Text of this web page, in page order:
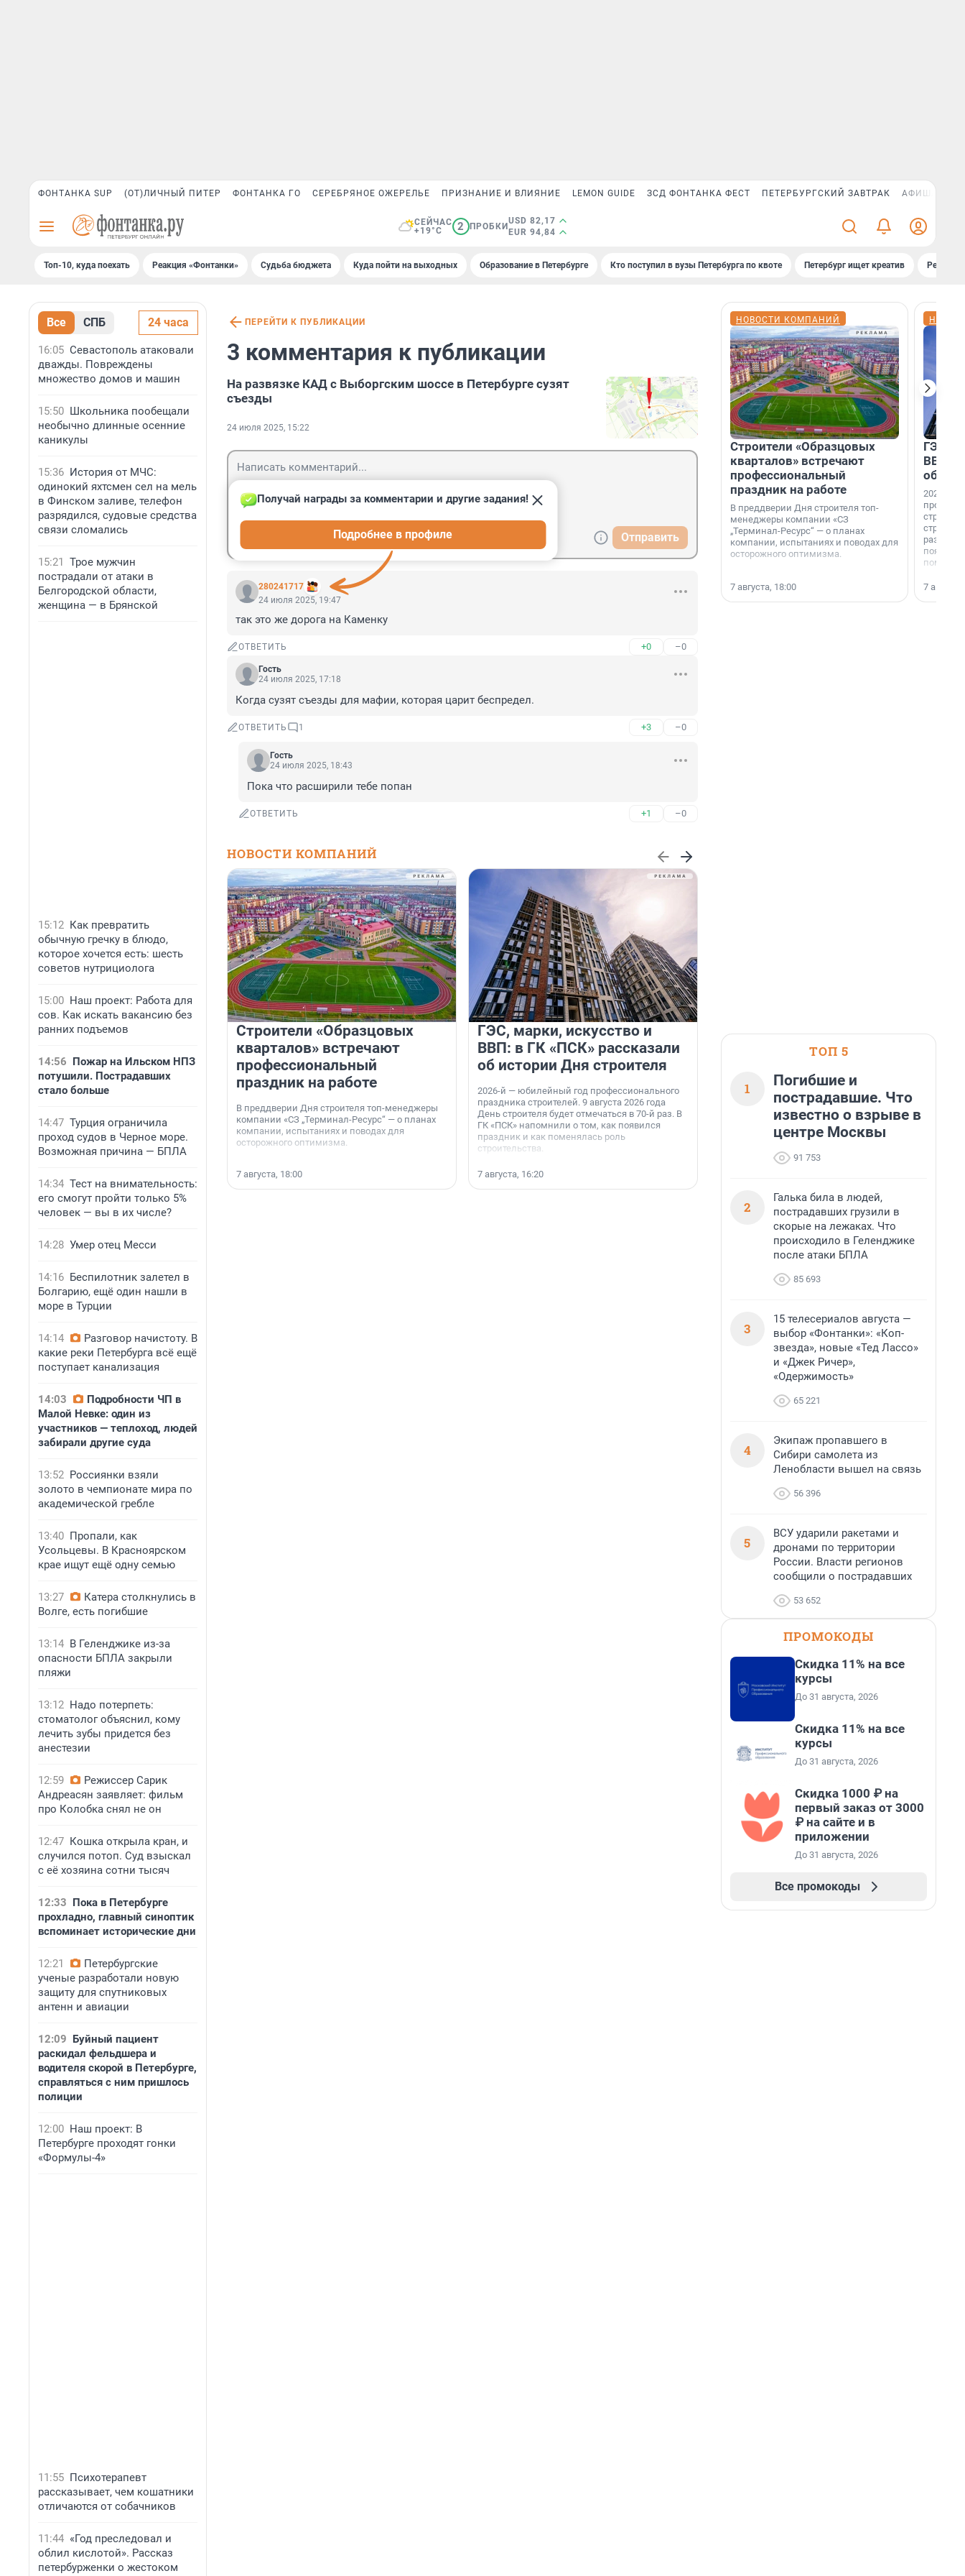
ФОНТАНКА SUP (ОТ)ЛИЧНЫЙ ПИТЕР ФОНТАНКА ГО СЕРЕБРЯНОЕ ОЖЕРЕЛЬЕ ПРИЗНАНИЕ И ВЛИЯНИЕ LEMON GUIDE ЗСД ФОНТАНКА ФЕСТ ПЕТЕРБУРГСКИЙ ЗАВТРАК АФИША PLUS
СЕЙЧАС
+19°C
2 ПРОБКИ
USD 82,17
EUR 94,84
Топ-10, куда поехать Реакция «Фонтанки» Судьба бюджета Куда пойти на выходных Образование в Петербурге Кто поступил в вузы Петербурга по квоте Петербург ищет креатив
Все СПБ 24 часа
16:05 Севастополь атаковали
дважды. Повреждены
множество домов и машин
15:50 Школьника пообещали
необычно длинные осенние
каникулы
15:36 История от МЧС:
одинокий яхтсмен сел на мель
в Финском заливе, телефон
разрядился, судовые средства
связи сломались
15:21 Трое мужчин
пострадали от атаки в
Белгородской области,
женщина — в Брянской
15:12 Как превратить
обычную гречку в блюдо,
которое хочется есть: шесть
советов нутрициолога
15:00 Наш проект: Работа для
сов. Как искать вакансию без
ранних подъемов
14:56 Пожар на Ильском НПЗ
потушили. Пострадавших
стало больше
14:47 Турция ограничила
проход судов в Черное море.
Возможная причина — БПЛА
14:34 Тест на внимательность:
его смогут пройти только 5%
человек — вы в их числе?
14:28 Умер отец Месси
14:16 Беспилотник залетел в
Болгарию, ещё один нашли в
море в Турции
14:14
Разговор начистоту. В
какие реки Петербурга всё ещё
поступает канализация
14:03
Подробности ЧП в
Малой Невке: один из
участников — теплоход, людей
забирали другие суда
13:52 Россиянки взяли
золото в чемпионате мира по
академической гребле
13:40 Пропали, как
Усольцевы. В Красноярском
крае ищут ещё одну семью
13:27
Катера столкнулись в
Волге, есть погибшие
13:14 В Геленджике из-за
опасности БПЛА закрыли
пляжи
13:12 Надо потерпеть:
стоматолог объяснил, кому
лечить зубы придется без
анестезии
12:59
Режиссер Сарик
Андреасян заявляет: фильм
про Колобка снял не он
12:47 Кошка открыла кран, и
случился потоп. Суд взыскал
с её хозяина сотни тысяч
12:33 Пока в Петербурге
прохладно, главный синоптик
вспоминает исторические дни
12:21
Петербургские
ученые разработали новую
защиту для спутниковых
антенн и авиации
12:09 Буйный пациент
раскидал фельдшера и
водителя скорой в Петербурге,
справляться с ним пришлось
полиции
12:00 Наш проект: В
Петербурге проходят гонки
«Формулы-4»
11:55 Психотерапевт
рассказывает, чем кошатники
отличаются от собачников
11:44 «Год преследовал и
облил кислотой». Рассказ
петербурженки о жестоком
ПЕРЕЙТИ К ПУБЛИКАЦИИ
3 комментария к публикации
На развязке КАД с Выборгским шоссе в Петербурге сузят
съезды
24 июля 2025, 15:22
Отправить
280241717
Получай награды за комментарии и другие задания!
Подробнее в профиле
24 июля 2025, 19:47
так это же дорога на Каменку
ОТВЕТИТЬ +0 –0
Гость
24 июля 2025, 17:18
Когда сузят съезды для мафии, которая царит беспредел.
ОТВЕТИТЬ 1 +3 –0
Гость
24 июля 2025, 18:43
Пока что расширили тебе попан
ОТВЕТИТЬ +1 –0
НОВОСТИ КОМПАНИЙ
Строители «Образцовых
кварталов» встречают
профессиональный
праздник на работе
В преддверии Дня строителя топ-менеджеры
компании «СЗ „Терминал-Ресурс“ — о планах
компании, испытаниях и поводах для
осторожного оптимизма.
7 августа, 18:00
ГЭС, марки, искусство и
ВВП: в ГК «ПСК» рассказали
об истории Дня строителя
2026-й — юбилейный год профессионального
праздника строителей. 9 августа 2026 года
День строителя будет отмечаться в 70-й раз. В
ГК «ПСК» напомнили о том, как появился
праздник и как поменялась роль
строительства.
7 августа, 16:20
На водоёмах Ленобласти
заработали новые базовые
Инженеры МегаФона установили телеком-
оборудование на популярных водоёмах
Ленинградской области. Базовые станции
вблизи Лемболовского и Раздолинского озёр,
а также недалеко от Большого Тосненского
НОВОСТИ КОМПАНИЙ
Строители «Образцовых
кварталов» встречают
профессиональный
праздник на работе
В преддверии Дня строителя топ-
менеджеры компании «СЗ
„Терминал-Ресурс“ — о планах
компании, испытаниях и поводах для
осторожного оптимизма.
7 августа, 18:00
ГЭС,
ВВП: в
об
2026-й —
раз. В
7
ТОП 5
1
Погибшие и
пострадавшие. Что
известно о взрыве в
центре Москвы
91 753
2
Галька била в людей,
пострадавших грузили в
скорые на лежаках. Что
происходило в Геленджике
после атаки БПЛА
85 693
3
15 телесериалов августа —
выбор «Фонтанки»: «Коп-
звезда», новые «Тед Лассо»
и «Джек Ричер»,
«Одержимость»
65 221
4
Экипаж пропавшего в
Сибири самолета из
Ленобласти вышел на связь
56 396
5
ВСУ ударили ракетами и
дронами по территории
России. Власти регионов
сообщили о пострадавших
53 652
ПРОМОКОДЫ
Скидка 11% на все
курсы
До 31 августа, 2026
Скидка 11% на все
курсы
До 31 августа, 2026
Скидка 1000 ₽ на
первый заказ от 3000
₽ на сайте и в
приложении
До 31 августа, 2026
Все промокоды